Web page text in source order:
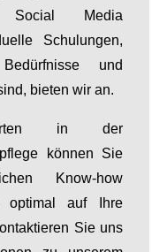
Social Media
Schulungen,
und
bieten wir an.
in der
können Sie
Know-how
optimal auf Ihre
Sie uns